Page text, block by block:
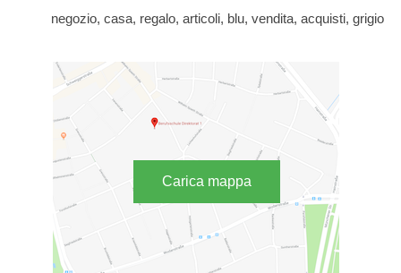
negozio, casa, regalo, articoli, blu, vendita, acquisti, grigio
Carica mappa